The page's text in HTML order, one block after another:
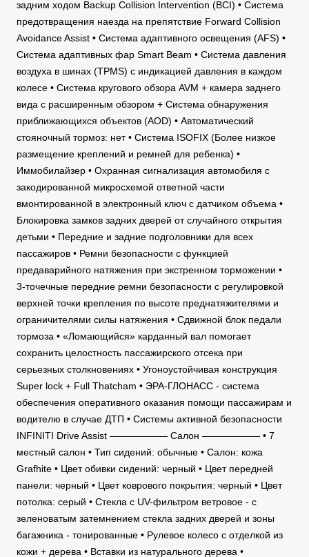
задним ходом Backup Collision Intervention (BCI) • Cистема
предотвращения наезда на препятствие Forward Collision
Avoidance Assist • Система адаптивного освещения (AFS) •
Система адаптивных фар Smart Beam • Система давления
воздуха в шинах (TPMS) с индикацией давления в каждом
колесе • Система кругового обзора AVM + камера заднего
вида с расширенным обзором + Система обнаружения
приближающихся объектов (AOD) • Автоматический
стояночный тормоз: нет • Система ISOFIX (Более низкое
размещение креплений и ремней для ребенка) •
Иммобилайзер • Охранная сигнализация автомобиля с
закодированной микросхемой ответной части
вмонтированной в электронный ключ с датчиком объема •
Блокировка замков задних дверей от случайного открытия
детьми • Передние и задние подголовники для всех
пассажиров • Ремни безопасности с функцией
предаварийного натяжения при экстренном торможении •
3-точечные передние ремни безопасности с регулировкой
верхней точки крепления по высоте преднатяжителями и
ограничителями силы натяжения • Сдвижной блок педали
тормоза • «Ломающийся» карданный вал помогает
сохранить целостность пассажирского отсека при
серьезных столкновениях • Угоноустойчивая конструкция
Super lock + Full Thatcham • ЭРА-ГЛОНАСС - система
обеспечения оперативного оказания помощи пассажирам и
водителю в случае ДТП • Системы активной безопасности
INFINITI Drive Assist —————— Салон —————— • 7
местный салон • Тип сидений: обычные • Салон: кожа
Grafhite • Цвет обивки сидений: черный • Цвет передней
панели: черный • Цвет коврового покрытия: черный • Цвет
потолка: серый • Стекла с UV-фильтром ветровое - с
зеленоватым затемнением стекла задних дверей и зоны
багажника - тонированные • Рулевое колесо с отделкой из
кожи + дерева • Вставки из натурального дерева •